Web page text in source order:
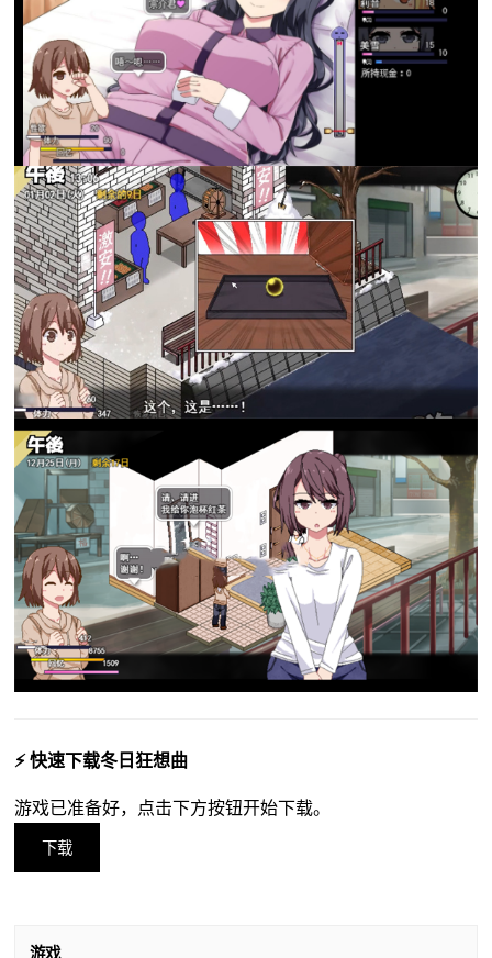
⚡ 快速下载冬日狂想曲
游戏已准备好，点击下方按钮开始下载。
下载
游戏